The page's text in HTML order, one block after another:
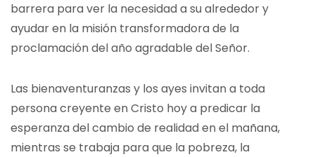
barrera para ver la necesidad a su alrededor y
ayudar en la misión transformadora de la
proclamación del año agradable del Señor.
Las bienaventuranzas y los ayes invitan a toda
persona creyente en Cristo hoy a predicar la
esperanza del cambio de realidad en el mañana,
mientras se trabaja para que la pobreza, la